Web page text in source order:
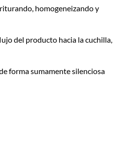
homogeneizando y
del producto hacia la cuchilla,
forma sumamente silenciosa